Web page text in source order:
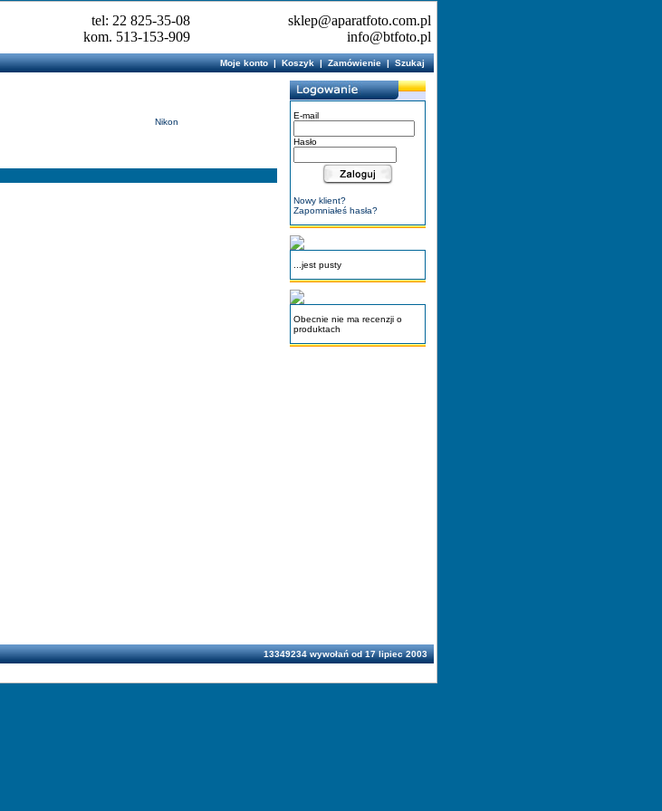
tel: 22 825-35-08
kom. 513-153-909
sklep@aparatfoto.com.pl
info@btfoto.pl
Moje konto|Koszyk|Zamówienie|Szukaj
Nikon
E-mail
Hasło
Nowy klient?
Zapomniałeś hasła?
...jest pusty
Obecnie nie ma recenzji o
produktach
13349234 wywołań od 17 lipiec 2003